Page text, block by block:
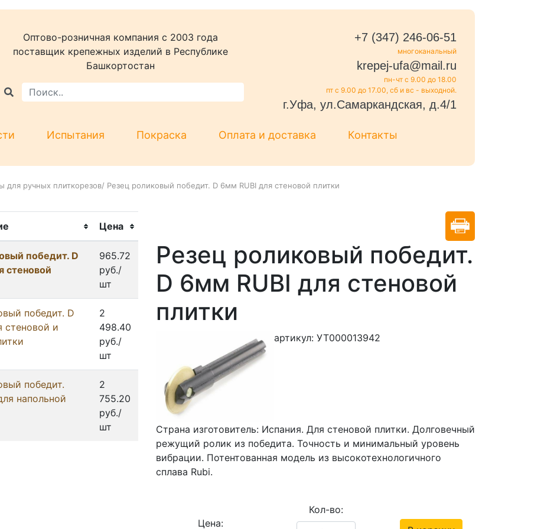
Оптово-розничная компания c 2003 года
поставщик крепежных изделий в Республике
Башкортостан
+7 (347) 246-06-51
многоканальный
krepej-ufa@mail.ru
пн-чт с 9.00 до 18.00
пт с 9.00 до 17.00, сб и вс - выходной.
г.Уфа, ул.Самаркандская, д.4/1
Испытания Покраска Оплата и доставка Контакты
для ручных плиткорезов/ Резец роликовый победит. D 6мм RUBI для стеновой плитки
Цена
победит. D
стеновой
965.72
руб./
шт
победит. D
стеновой и
2
498.40
руб./
шт
победит.
напольной
2
755.20
руб./
шт
Резец роликовый победит.
D 6мм RUBI для стеновой
плитки
артикул: УТ000013942
Страна изготовитель: Испания. Для стеновой плитки. Долговечный
режущий ролик из победита. Точность и минимальный уровень
вибрации. Потентованная модель из высокотехнологичного
сплава Rubi.
Цена:
Кол-во: